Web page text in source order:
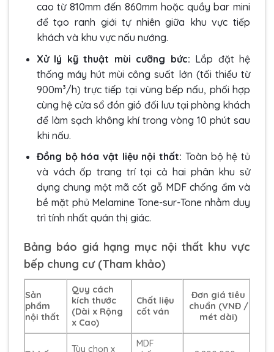
cao từ 810mm đến 860mm hoặc quầy bar mini
để tạo ranh giới tự nhiên giữa khu vực tiếp
khách và khu vực nấu nướng.
Xử lý kỹ thuật mùi cưỡng bức: Lắp đặt hệ
thống máy hút mùi công suất lớn (tối thiểu từ
900m³/h) trực tiếp tại vùng bếp nấu, phối hợp
cùng hệ cửa sổ đón gió đối lưu tại phòng khách
để làm sạch không khí trong vòng 10 phút sau
khi nấu.
Đồng bộ hóa vật liệu nội thất: Toàn bộ hệ tủ
và vách ốp trang trí tại cả hai phân khu sử
dụng chung một mã cốt gỗ MDF chống ẩm và
bề mặt phủ Melamine Tone-sur-Tone nhằm duy
trì tính nhất quán thị giác.
Bảng báo giá hạng mục nội thất khu vực
bếp chung cư (Tham khảo)
Sản
phẩm
nội thất
Quy cách
kích thước
(Dài x Rộng
x Cao)
Chất liệu
cốt ván
Đơn giá tiêu
chuẩn (VNĐ /
mét dài)
Tùy chọn x
MDF